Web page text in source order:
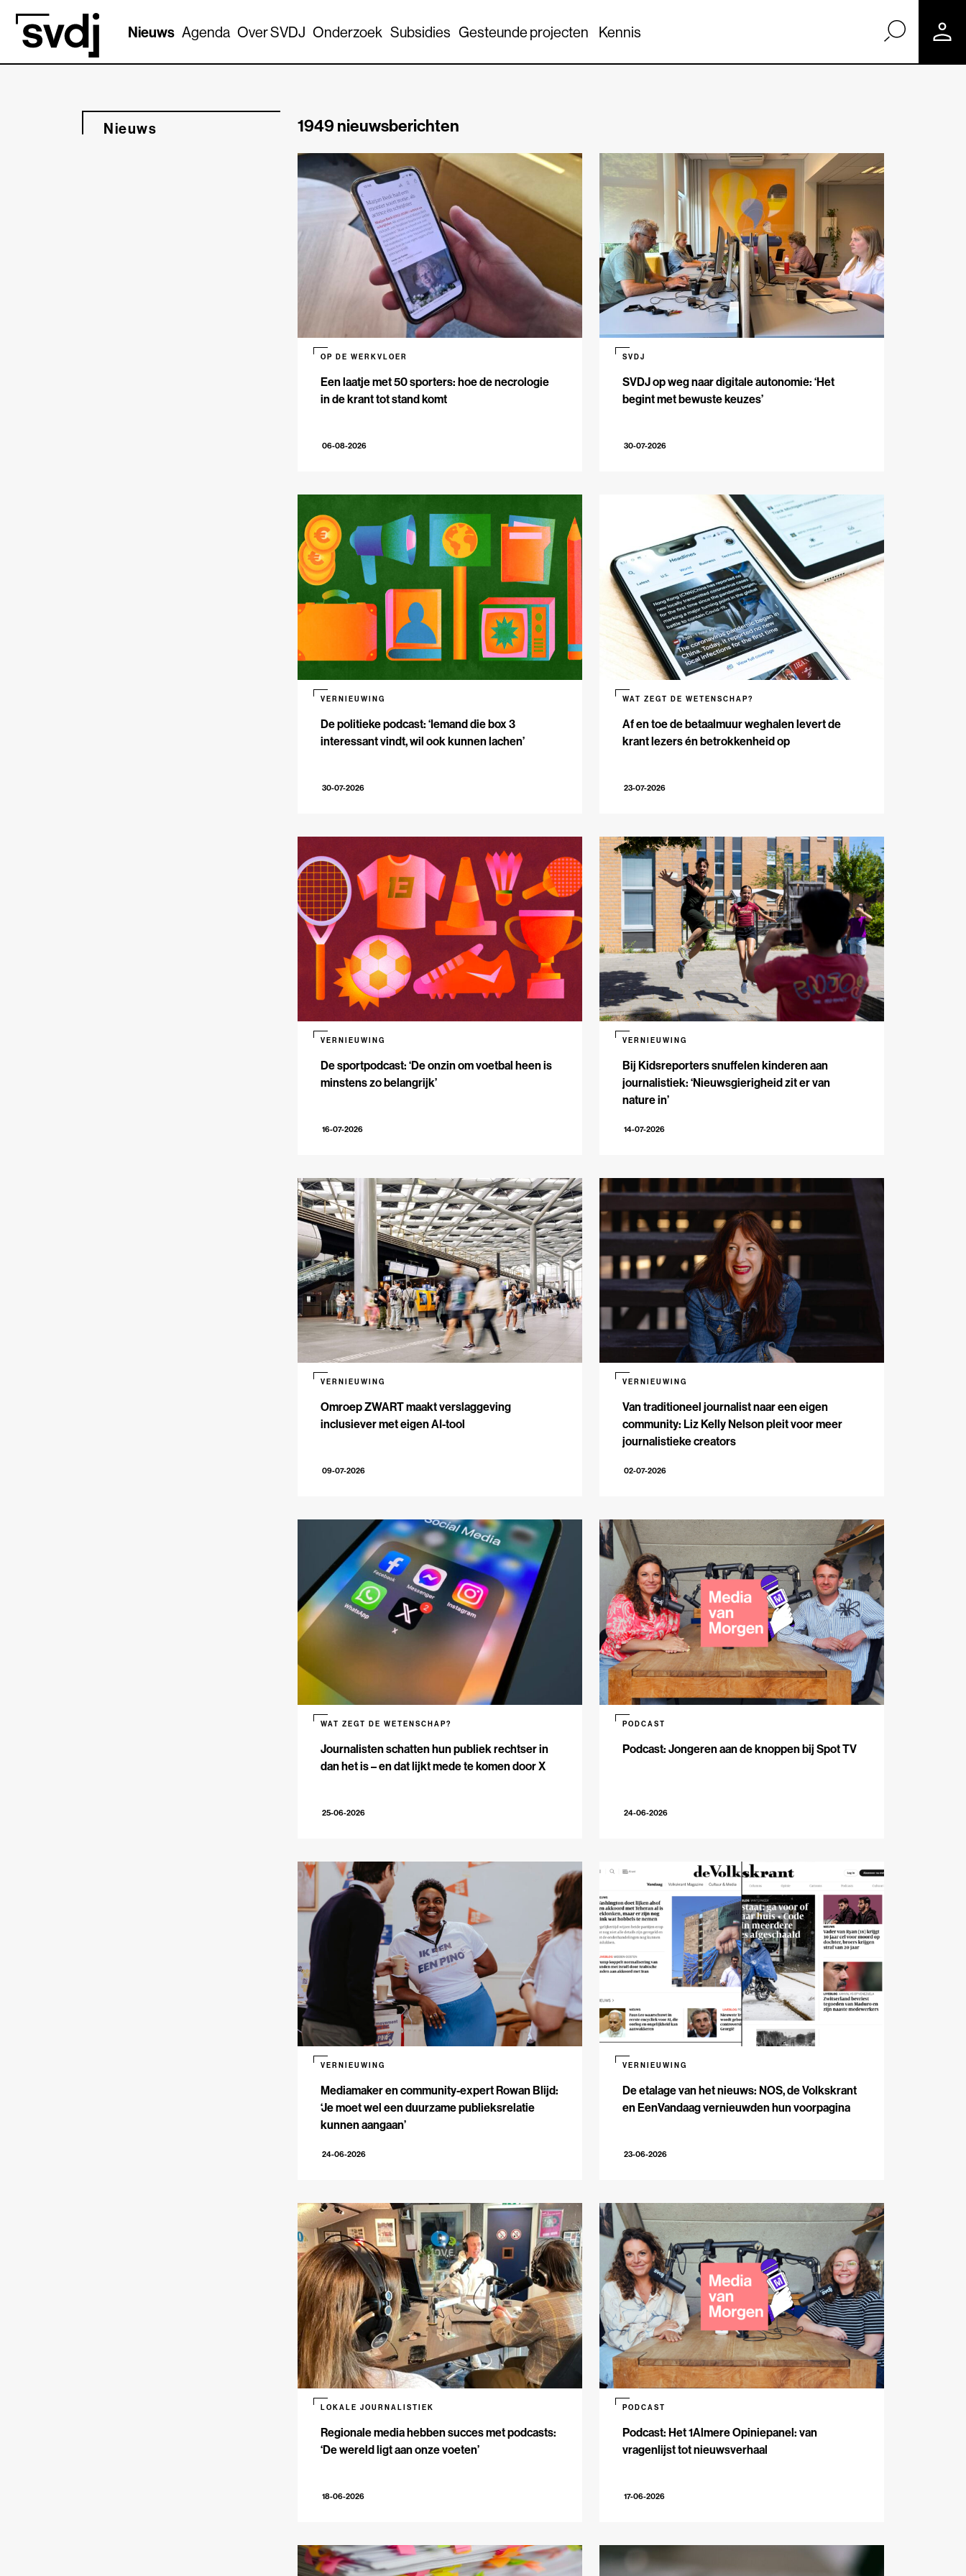
Naar hoofdinhoud
Nieuws Agenda Over SVDJ Onderzoek Subsidies Gesteunde projecten Kennis
Nieuws 1949 nieuwsberichten
Een laatje met 50 sporters: hoe de necrologie
in de krant tot stand komt
OP DE WERKVLOER
06-08-2026
SVDJ op weg naar digitale autonomie: ‘Het
begint met bewuste keuzes’
SVDJ
30-07-2026
De politieke podcast: ‘Iemand die box 3
interessant vindt, wil ook kunnen lachen’
VERNIEUWING
30-07-2026
Af en toe de betaalmuur weghalen levert de
krant lezers én betrokkenheid op
WAT ZEGT DE WETENSCHAP?
23-07-2026
De sportpodcast: ‘De onzin om voetbal heen is
minstens zo belangrijk’
VERNIEUWING
16-07-2026
Bij Kidsreporters snuffelen kinderen aan
journalistiek: ‘Nieuwsgierigheid zit er van
nature in’
VERNIEUWING
14-07-2026
Omroep ZWART maakt verslaggeving
inclusiever met eigen AI-tool
VERNIEUWING
09-07-2026
Van traditioneel journalist naar een eigen
community: Liz Kelly Nelson pleit voor meer
journalistieke creators
VERNIEUWING
02-07-2026
Journalisten schatten hun publiek rechtser in
dan het is – en dat lijkt mede te komen door X
WAT ZEGT DE WETENSCHAP?
25-06-2026
Podcast: Jongeren aan de knoppen bij Spot TV
PODCAST
24-06-2026
Mediamaker en community-expert Rowan Blijd:
‘Je moet wel een duurzame publieksrelatie
kunnen aangaan’
VERNIEUWING
24-06-2026
De etalage van het nieuws: NOS, de Volkskrant
en EenVandaag vernieuwden hun voorpagina
VERNIEUWING
23-06-2026
Regionale media hebben succes met podcasts:
‘De wereld ligt aan onze voeten’
LOKALE JOURNALISTIEK
18-06-2026
Podcast: Het 1Almere Opiniepanel: van
vragenlijst tot nieuwsverhaal
PODCAST
17-06-2026